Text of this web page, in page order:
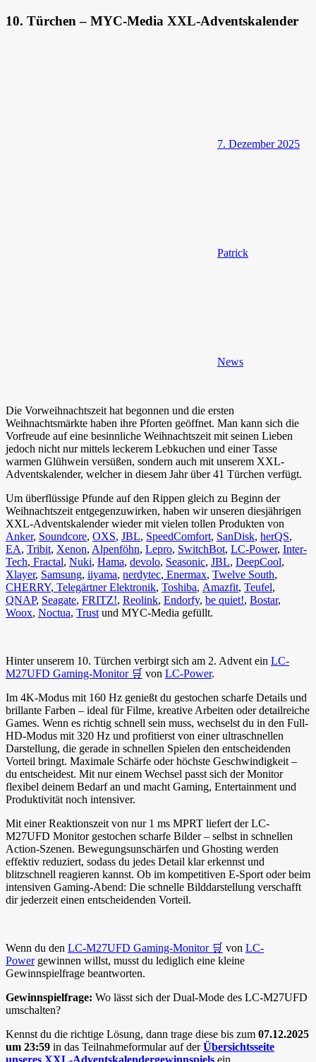
10. Türchen – MYC-Media XXL-Adventskalender
7. Dezember 2025
Patrick
News
Die Vorweihnachtszeit hat begonnen und die ersten
Weihnachtsmärkte haben ihre Pforten geöffnet. Man kann sich die
Vorfreude auf eine besinnliche Weihnachtszeit mit seinen Lieben
jedoch nicht nur mittels leckerem Lebkuchen und einer Tasse
warmen Glühwein versüßen, sondern auch mit unserem XXL-
Adventskalender, welcher in diesem Jahr über 41 Türchen verfügt.
Um überflüssige Pfunde auf den Rippen gleich zu Beginn der
Weihnachtszeit entgegenzuwirken, haben wir unseren diesjährigen
XXL-Adventskalender wieder mit vielen tollen Produkten von
Anker, Soundcore, OXS, JBL, SpeedComfort, SanDisk, herQS,
EA, Tribit, Xenon, Alpenföhn, Lepro, SwitchBot, LC-Power, Inter-
Tech, Fractal, Nuki, Hama, devolo, Seasonic, JBL, DeepCool,
Xlayer, Samsung, iiyama, nerdytec, Enermax, Twelve South,
CHERRY, Telegärtner Elektronik, Toshiba, Amazfit, Teufel,
QNAP, Seagate, FRITZ!, Reolink, Endorfy, be quiet!, Bostar,
Woox, Noctua, Trustund MYC-Media gefüllt.
Hinter unserem 10. Türchen verbirgt sich am 2. Advent ein LC-
M27UFD Gaming-Monitor 🛒 von LC-Power.
Im 4K-Modus mit 160 Hz genießt du gestochen scharfe Details und
brillante Farben – ideal für Filme, kreative Arbeiten oder detailreiche
Games. Wenn es richtig schnell sein muss, wechselst du in den Full-
HD-Modus mit 320 Hz und profitierst von einer ultraschnellen
Darstellung, die gerade in schnellen Spielen den entscheidenden
Vorteil bringt. Maximale Schärfe oder höchste Geschwindigkeit –
du entscheidest. Mit nur einem Wechsel passt sich der Monitor
flexibel deinem Bedarf an und macht Gaming, Entertainment und
Produktivität noch intensiver.
Mit einer Reaktionszeit von nur 1 ms MPRT liefert der LC-
M27UFD Monitor gestochen scharfe Bilder – selbst in schnellen
Action-Szenen. Bewegungsunschärfen und Ghosting werden
effektiv reduziert, sodass du jedes Detail klar erkennst und
blitzschnell reagieren kannst. Ob im kompetitiven E-Sport oder beim
intensiven Gaming-Abend: Die schnelle Bilddarstellung verschafft
dir jederzeit einen entscheidenden Vorteil.
Wenn du den LC-M27UFD Gaming-Monitor 🛒 von LC-
Powergewinnen willst, musst du lediglich eine kleine
Gewinnspielfrage beantworten.
Gewinnspielfrage: Wo lässt sich der Dual-Mode des LC-M27UFD
umschalten?
Kennst du die richtige Lösung, dann trage diese bis zum 07.12.2025
um 23:59 in das Teilnahmeformular auf derÜbersichtsseite